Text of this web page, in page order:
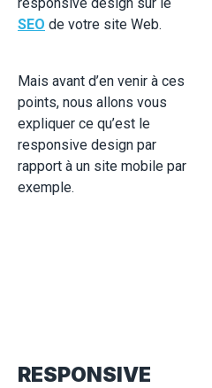
SEO de votre site Web.
Mais avant d’en venir à ces
points, nous allons vous
expliquer ce qu’est le
responsive design par
rapport à un site mobile par
exemple.
RESPONSIVE